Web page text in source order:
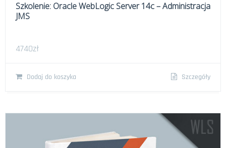
Szkolenie: Oracle WebLogic Server 14c – Administracja
JMS
4740zł
Dodaj do koszyka Szczegóły